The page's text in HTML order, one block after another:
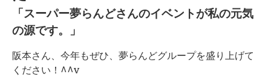
「スーパー夢らんどさんのイベントが私の元気
の源です。」
阪本さん、今年もぜひ、夢らんどグループを盛り上げて
ください！^^v